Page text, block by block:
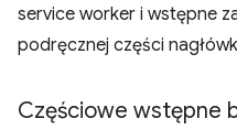
service worker i wstępne
podręcznej części
Częściowe wstępne